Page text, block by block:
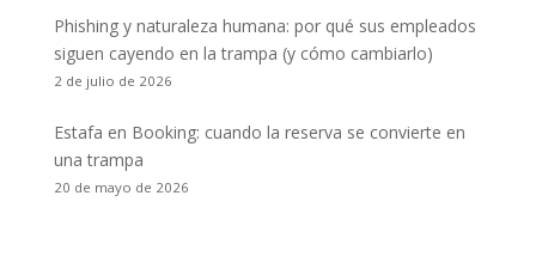
Phishing y naturaleza humana: por qué sus empleados
siguen cayendo en la trampa (y cómo cambiarlo)
2 de julio de 2026
Estafa en Booking: cuando la reserva se convierte en
una trampa
20 de mayo de 2026